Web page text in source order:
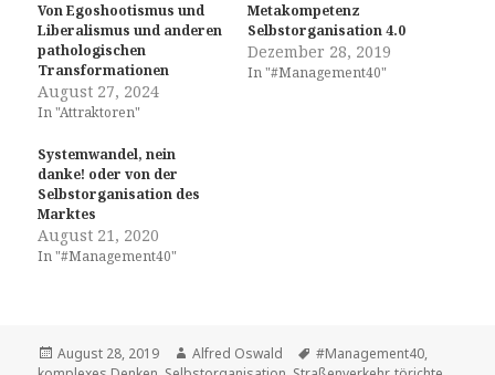
Von Egoshootismus und
Liberalismus und anderen
pathologischen
Transformationen
August 27, 2024
In "Attraktoren"
Metakompetenz
Selbstorganisation 4.0
Dezember 28, 2019
In "#Management40"
Systemwandel, nein
danke! oder von der
Selbstorganisation des
Marktes
August 21, 2020
In "#Management40"
Veröffentlicht
August 28, 2019 Autor
Alfred Oswald Tags
#Management40,